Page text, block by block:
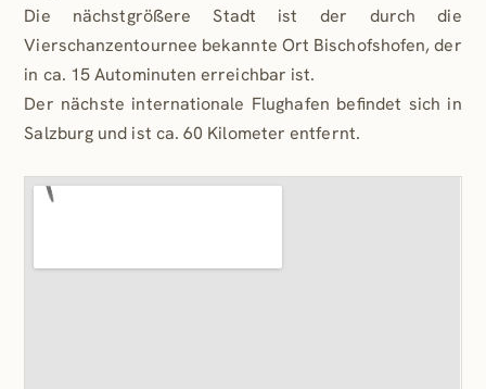
Die nächstgrößere Stadt ist der durch die
Vierschanzentournee bekannte Ort Bischofshofen, der
in ca. 15 Autominuten erreichbar ist.
Der nächste internationale Flughafen befindet sich in
Salzburg und ist ca. 60 Kilometer entfernt.